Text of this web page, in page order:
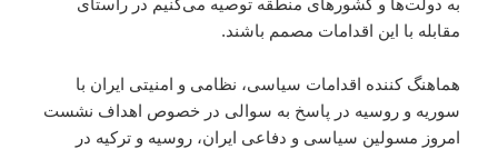
به دولت‌ها و کشورهای منطقه توصیه می‌کنیم در راستای
مقابله با این اقدامات مصمم باشند.
هماهنگ کننده اقدامات سیاسی، نظامی و امنیتی ایران با
سوریه و روسیه در پاسخ به سوالی در خصوص اهداف نشست
امروز مسولین سیاسی و دفاعی ایران، روسیه و ترکیه در